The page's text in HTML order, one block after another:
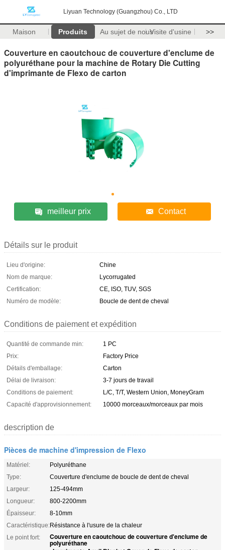
Liyuan Technology (Guangzhou) Co., LTD
Maison Produits Au sujet de nousVisite d'usine >>
Couverture en caoutchouc de couverture d'enclume de
polyuréthane pour la machine de Rotary Die Cutting
d'imprimante de Flexo de carton
meilleur prix Contact
Détails sur le produit
Lieu d'origine:
Chine
Nom de marque:
Lycorrugated
Certification:
CE, ISO, TUV, SGS
Numéro de modèle:
Boucle de dent de cheval
Conditions de paiement et expédition
Quantité de commande min:
1 PC
Prix:
Factory Price
Détails d'emballage:
Carton
Délai de livraison:
3-7 jours de travail
Conditions de paiement:
L/C, T/T, Western Union, MoneyGram
Capacité d'approvisionnement:
10000 morceaux/morceaux par mois
description de
Pièces de machine d'impression de Flexo
Matériel:
Polyuréthane
Type:
Couverture d'enclume de boucle de dent de cheval
Largeur:
125-494mm
Longueur:
800-2200mm
Épaisseur:
8-10mm
Caractéristique:Résistance à l'usure de la chaleur
Le point fort:
Couverture en caoutchouc de couverture d'enclume de
polyuréthane